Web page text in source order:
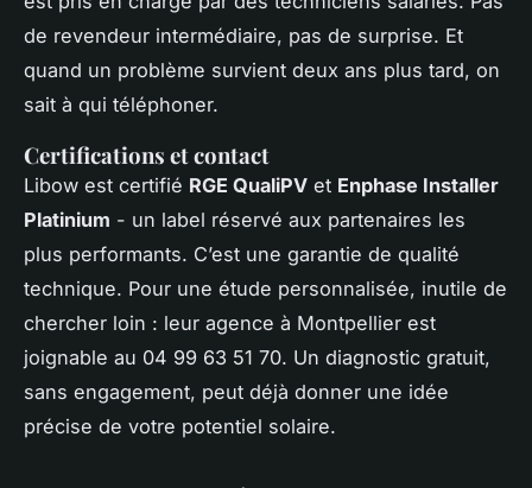
de revendeur intermédiaire, pas de surprise. Et
quand un problème survient deux ans plus tard, on
sait à qui téléphoner.
Certifications et contact
Libow est certifié RGE QualiPV et Enphase Installer
Platinium - un label réservé aux partenaires les
plus performants. C’est une garantie de qualité
technique. Pour une étude personnalisée, inutile de
chercher loin : leur agence à Montpellier est
joignable au 04 99 63 51 70. Un diagnostic gratuit,
sans engagement, peut déjà donner une idée
précise de votre potentiel solaire.